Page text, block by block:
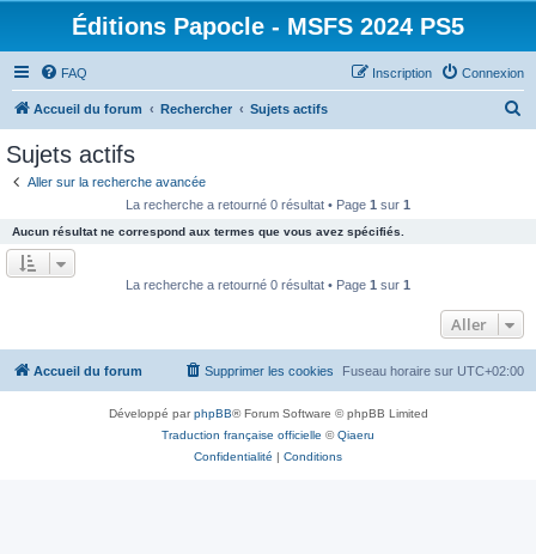
Éditions Papocle - MSFS 2024 PS5
FAQ Connexion
Inscription
Accueil du forum Rechercher Sujets actifs
e
r
Sujets actifs
Aller sur la recherche avancée
La recherche a retourné 0 résultat • Page 1 sur 1
Aucun résultat ne correspond aux termes que vous avez spécifiés.
La recherche a retourné 0 résultat • Page 1 sur 1
Aller
Accueil du forum Fuseau horaire sur UTC+02:00
Supprimer les cookies
Développé parphpBB® Forum Software © phpBB Limited
Traduction française officielle ©Qiaeru
Confidentialité | Conditions